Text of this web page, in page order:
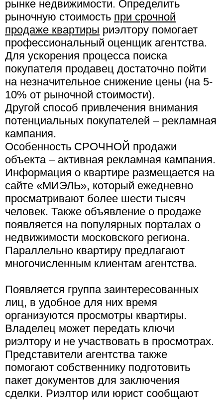
рынке недвижимости. Определить
рыночную стоимость при срочной
продаже квартиры риэлтору помогает
профессиональный оценщик агентства.
Для ускорения процесса поиска
покупателя продавец достаточно пойти
на незначительное снижение цены (на 5-
10% от рыночной стоимости).
Другой способ привлечения внимания
потенциальных покупателей – рекламная
кампания.
Особенность СРОЧНОЙ продажи
объекта – активная рекламная кампания.
Информация о квартире размещается на
сайте «МИЭЛЬ», который ежедневно
просматривают более шести тысяч
человек. Также объявление о продаже
появляется на популярных порталах о
недвижимости московского региона.
Параллельно квартиру предлагают
многочисленным клиентам агентства.
Появляется группа заинтересованных
лиц, в удобное для них время
организуются просмотры квартиры.
Владелец может передать ключи
риэлтору и не участвовать в просмотрах.
Представители агентства также
помогают собственнику подготовить
пакет документов для заключения
сделки. Риэлтор или юрист сообщают